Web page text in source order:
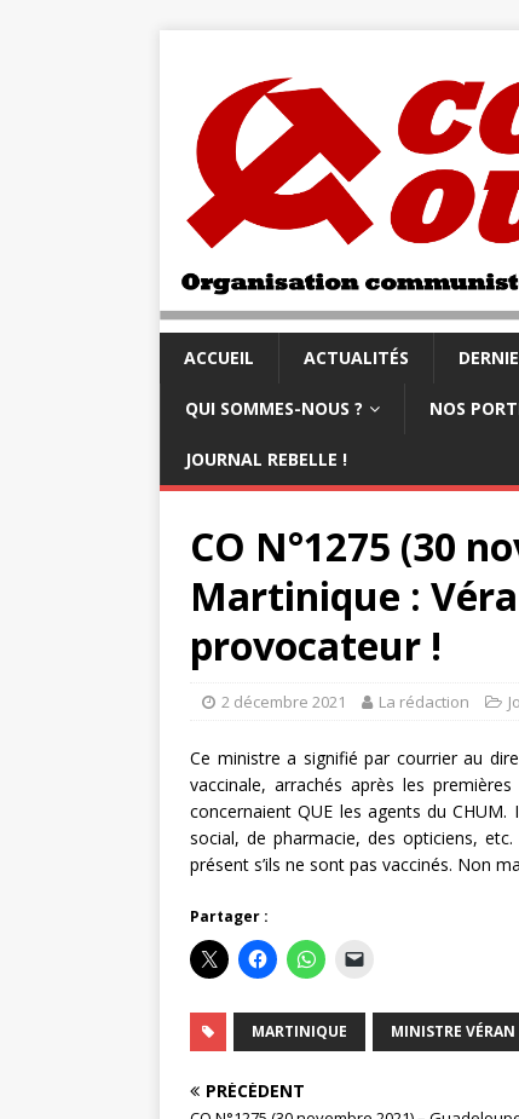
ACCUEIL ACTUALITÉS
QUI SOMMES-NOUS ? NOS
JOURNAL REBELLE !
CO N°1275 (30
Martinique :
provocateur !
2 décembre 2021 La rédaction
Ce ministre a signifié par courrier au
vaccinale, arrachés après les
concernaient QUE les agents du
social, de pharmacie, des opticiens,
présent s’ils ne sont pas vaccinés. Non
Partager :
MARTINIQUE MINISTRE VÉRAN
PRÉCÉDENT